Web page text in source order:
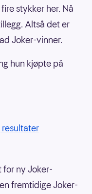
stykker her. Nå
Altså det er
Joker-vinner.
hun kjøpte på
for ny Joker-
fremtidige Joker-